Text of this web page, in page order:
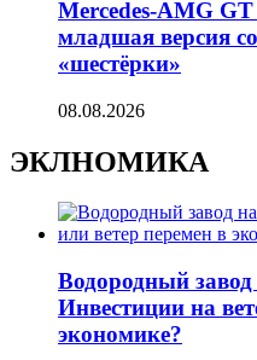
Mercedes-AMG
младшая версия
«шестёрки»
08.08.2026
ЭКЛНОМИКА
Водородный
Инвестиции на
экономике?